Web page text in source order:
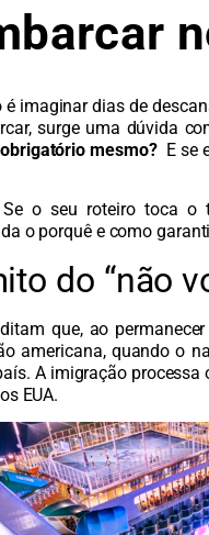
é imaginar dias de
surge uma dúvida
mesmo?E se
o seu roteiro toca o
o porquê e como
do “não
que, ao
americana, quando o
A imigração
EUA.